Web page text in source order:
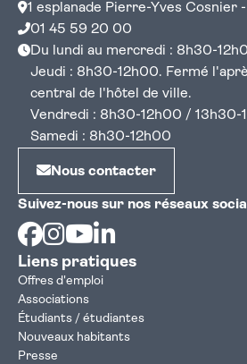
1 esplanade Pierre-Yves Cosnier
01 45 59 20 00
Du lundi au mercredi : 8h30-
Jeudi : 8h30-12h00. Fermé
central de l'hôtel de ville.
Vendredi : 8h30-12h00 / 13h30-
Samedi : 8h30-12h00
Nous contacter
Suivez-nous sur nos réseaux
Facebook
Instagram
Youtube
Liens pratiques
Offres d'emploi
Associations
Étudiants / étudiantes
Nouveaux habitants
Presse